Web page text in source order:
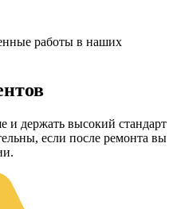
работы в наших
и держать высокий стандарт
если после ремонта вы